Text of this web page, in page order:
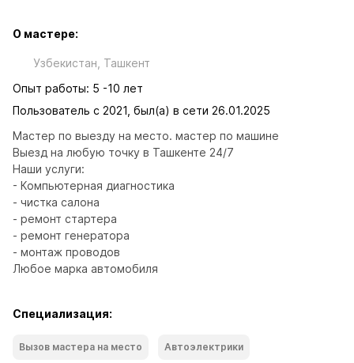
О мастере:
Узбекистан, Ташкент
Опыт работы: 5 -10 лет
Пользователь с 2021, был(а) в сети 26.01.2025
Мастер по выезду на место. мастер по машине
Выезд на любую точку в Ташкенте 24/7
Наши услуги:
- Компьютерная диагностика
- чистка салона
- ремонт стартера
- ремонт генератора
- монтаж проводов
Любое марка автомобиля
Специализация:
Вызов мастера на место Автоэлектрики